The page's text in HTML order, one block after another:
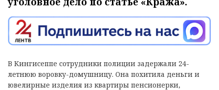
В Кингисеппе сотрудники полиции задержали 24-
летнюю воровку-домушницу. Она похитила деньги и
ювелирные изделия из квартиры пенсионерки,